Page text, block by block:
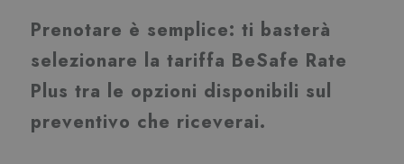
Prenotare è semplice: ti basterà
selezionare la tariffa BeSafe Rate
Plus tra le opzioni disponibili sul
preventivo che riceverai.